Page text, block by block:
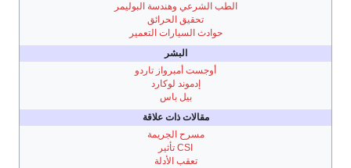
الطب الشرعي وهندسة البوليمر
تحقيق الحرائق
حوادث السيارات التعمير
البشر
أوجست أمبرواز تاردو
إدموند لوكارد
بيل باس
مقالات ذات علاقة
مسرح الجريمة
CSI تأثير
تعقب الأدلة